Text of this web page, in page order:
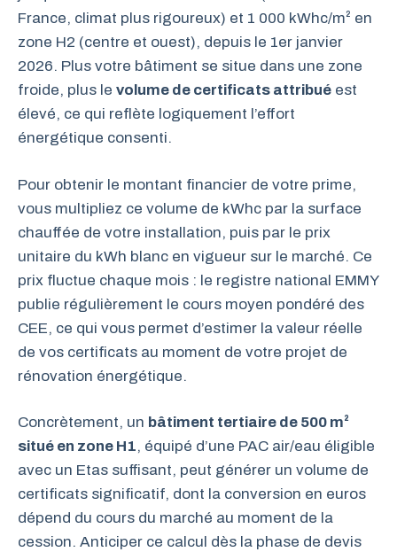
France, climat plus rigoureux) et 1 000 kWhc/m² en
zone H2 (centre et ouest), depuis le 1er janvier
2026. Plus votre bâtiment se situe dans une zone
froide, plus le volume de certificats attribué est
élevé, ce qui reflète logiquement l’effort
énergétique consenti.
Pour obtenir le montant financier de votre prime,
vous multipliez ce volume de kWhc par la surface
chauffée de votre installation, puis par le prix
unitaire du kWh blanc en vigueur sur le marché. Ce
prix fluctue chaque mois : le registre national EMMY
publie régulièrement le cours moyen pondéré des
CEE, ce qui vous permet d’estimer la valeur réelle
de vos certificats au moment de votre projet de
rénovation énergétique.
Concrètement, un bâtiment tertiaire de 500 m²
situé en zone H1, équipé d’une PAC air/eau éligible
avec un Etas suffisant, peut générer un volume de
certificats significatif, dont la conversion en euros
dépend du cours du marché au moment de la
cession. Anticiper ce calcul dès la phase de devis